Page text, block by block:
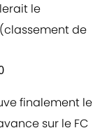
le
(classement de
finalement le
sur le FC